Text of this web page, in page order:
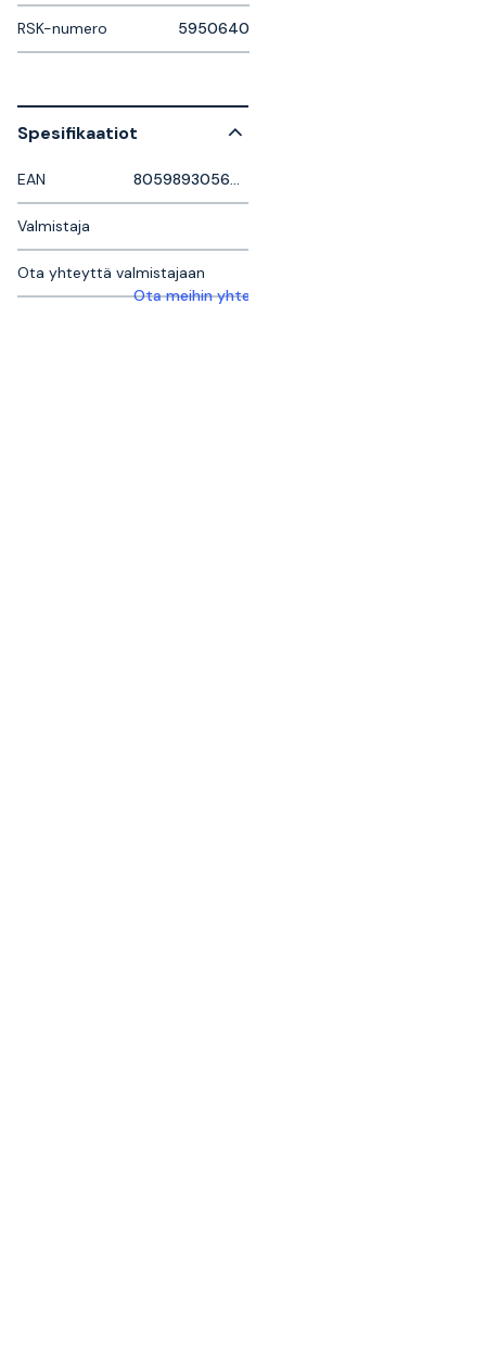
RSK-numero 5950640
Spesifikaatiot
EAN 8059893056443
Valmistaja
Ota yhteyttä valmistajaan
Ota meihin yhteyttä saadaksesi lisätietoja